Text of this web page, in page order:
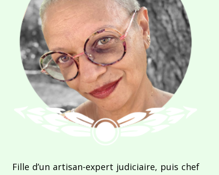
Fille d’un artisan-expert judiciaire, puis chef